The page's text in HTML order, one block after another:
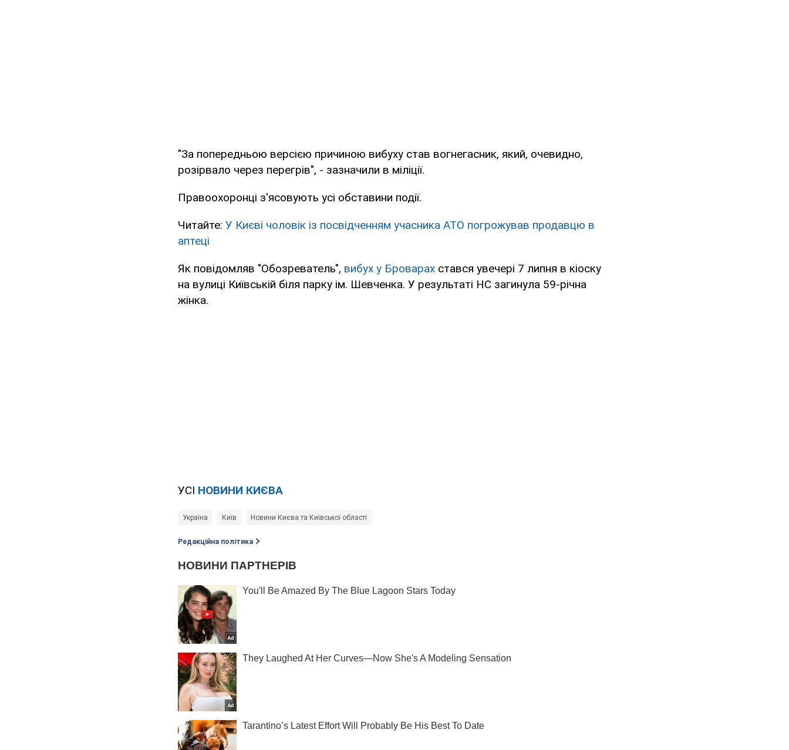
"За попередньою версією причиною вибуху став вогнегасник, який, очевидно,
розірвало через перегрів", - зазначили в міліції.
Правоохоронці з'ясовують усі обставини події.
Читайте: У Києві чоловік із посвідченням учасника АТО погрожував продавцю в
аптеці
Як повідомляв "Обозреватель", вибух у Броварах стався увечері 7 липня в кіоску
на вулиці Київській біля парку ім. Шевченка. У результаті НС загинула 59-річна
жінка.
УСІ НОВИНИ КИЄВА
Україна Київ Новини Києва та Київської області
Редакційна політика